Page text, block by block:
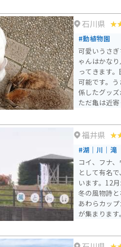
す。ツーリング
品としては、
地元産の米
しているの
石川県
#動植物園
可愛いうさ
ゃんはかな
ってきます
可能です。
係したグッズ
ただ亀は近寄
福井県
#湖｜川｜滝
コイ、フナ
として有名
います。12
冬の風物詩と
あわらカッ
が集まります。